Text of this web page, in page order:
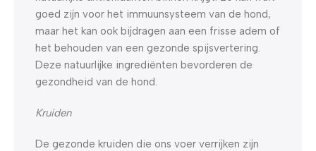
goed zijn voor het immuunsysteem van de hond,
maar het kan ook bijdragen aan een frisse adem of
het behouden van een gezonde spijsvertering.
Deze natuurlijke ingrediënten bevorderen de
gezondheid van de hond.
Kruiden
De gezonde kruiden die ons voer verrijken zijn